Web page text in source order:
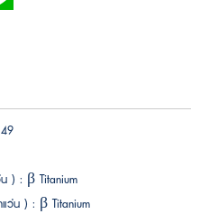
น ) : β Titanium
แว่น ) : β Titanium